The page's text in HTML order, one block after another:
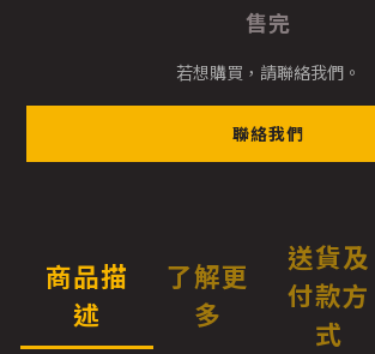
售完
若想購買，請聯絡我們。
聯絡我們
商品描
述
了解更
多
送貨及
付款方
式